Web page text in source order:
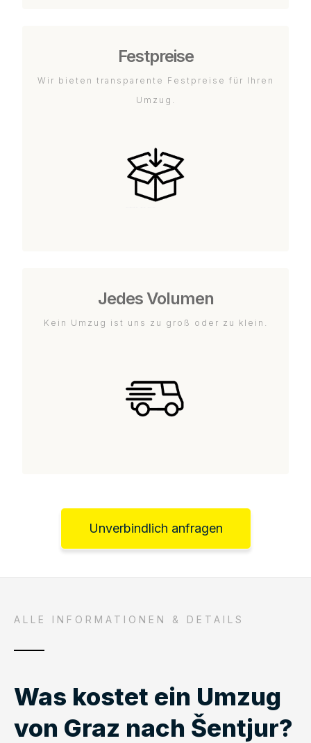
Festpreise
Wir bieten transparente Festpreise für Ihren
Umzug.
Jedes Volumen
Kein Umzug ist uns zu groß oder zu klein.
Unverbindlich anfragen
ALLE INFORMATIONEN & DETAILS
Was kostet ein Umzug
von Graz nach Šentjur?